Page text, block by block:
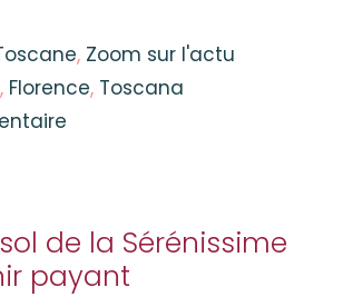
, Zoom sur l'actu
, Florence, Toscana
de la Sérénissime
payant